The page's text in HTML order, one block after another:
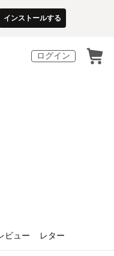
インストールする
ログイン
ビュー レター